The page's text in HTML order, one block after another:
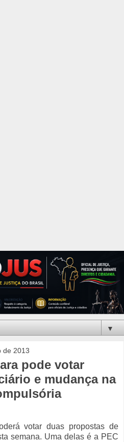
▼
de 2013
pode votar
e mudança na
votar duas propostas de
semana. Uma delas é a PEC